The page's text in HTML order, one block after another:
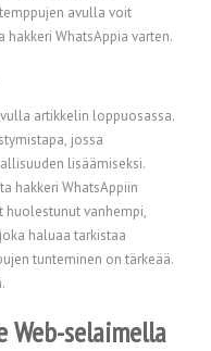
avulla voit
Mistä palkata hakkeri WhatsAppia varten.
artikkelin loppuosassa.
jossa
lisäämiseksi.
hakkeri WhatsAppiin
huolestunut vanhempi,
haluaa tarkistaa
tunteminen on tärkeää.
Web-selaimella